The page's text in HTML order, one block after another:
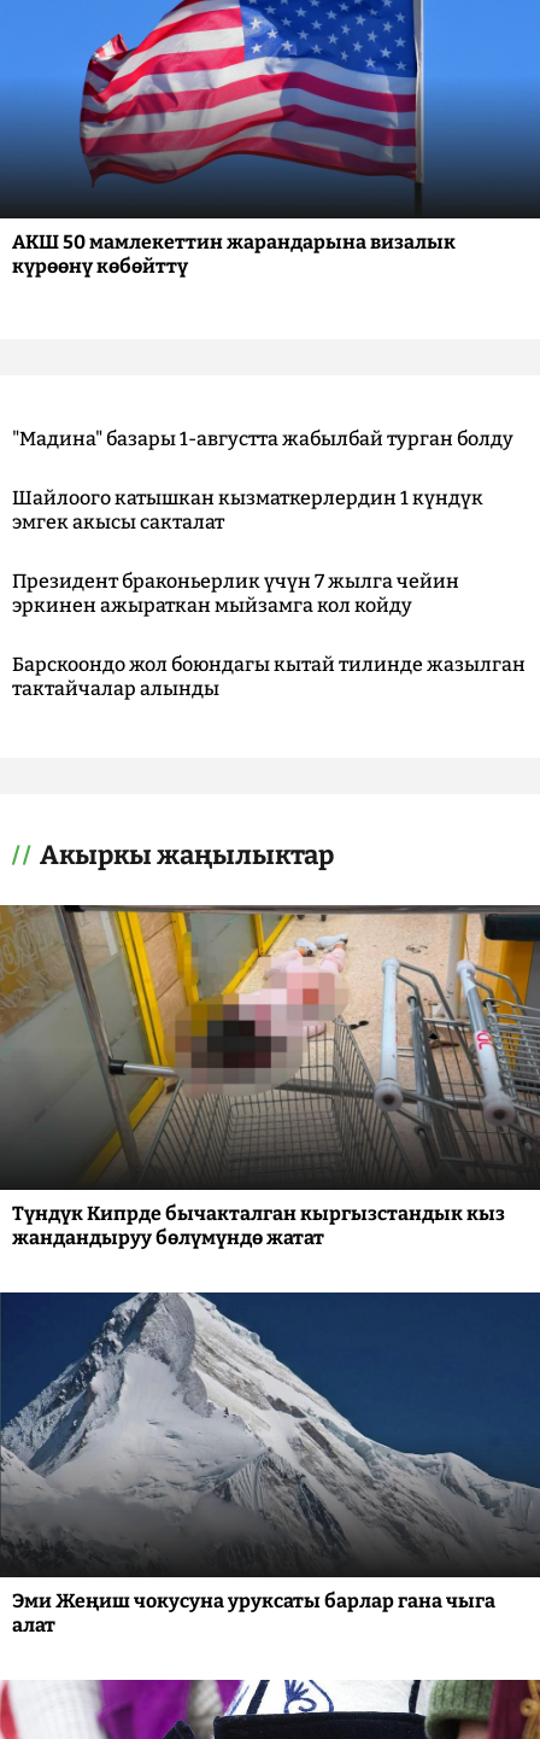
АКШ 50 мамлекеттин жарандарына визалык
күрөөнү көбөйттү
"Мадина" базары 1-августта жабылбай турган болду
Шайлоого катышкан кызматкерлердин 1 күндүк
эмгек акысы сакталат
Президент браконьерлик үчүн 7 жылга чейин
эркинен ажыраткан мыйзамга кол койду
Барскоондо жол боюндагы кытай тилинде жазылган
тактайчалар алынды
Акыркы жаңылыктар
Түндүк Кипрде бычакталган кыргызстандык кыз
жандандыруу бөлүмүндө жатат
Эми Жеңиш чокусуна уруксаты барлар гана чыга
алат